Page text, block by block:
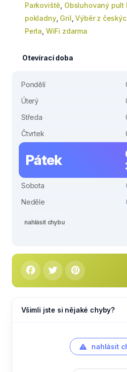
Parkoviště Obsluhovaný pult
pokladny, Gril ,Výběr z
Perla WiFi zdarma
Otevírací doba
Pondělí
Úterý
Středa
Čtvrtek
Pátek
Sobota
Neděle
nahlásit chybu
Všimli jste si nějaké chyby?
nahlásit